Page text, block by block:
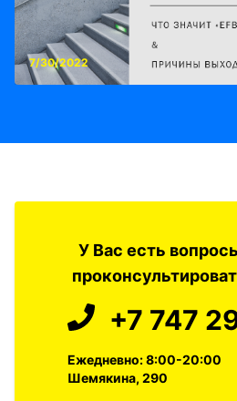
7/30/2022
У Вас есть
+7 747
Ежедневно: 8:00-20:00
Шемякина, 290